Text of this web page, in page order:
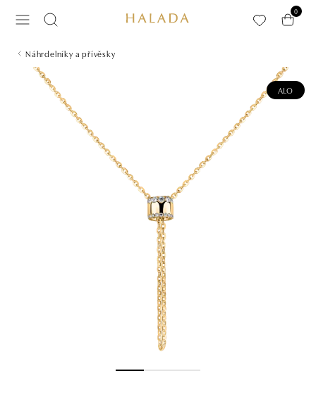
0
Náhrdelníky a přívěsky
ALO